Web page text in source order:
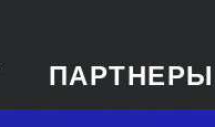
ПАРТНЕРЫ